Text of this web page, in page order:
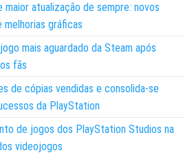
maior atualização de sempre: novos
gráficas
mais aguardado da Steam após
fãs
de cópias vendidas e consolida-se
da PlayStation
de jogos dos PlayStation Studios na
videojogos